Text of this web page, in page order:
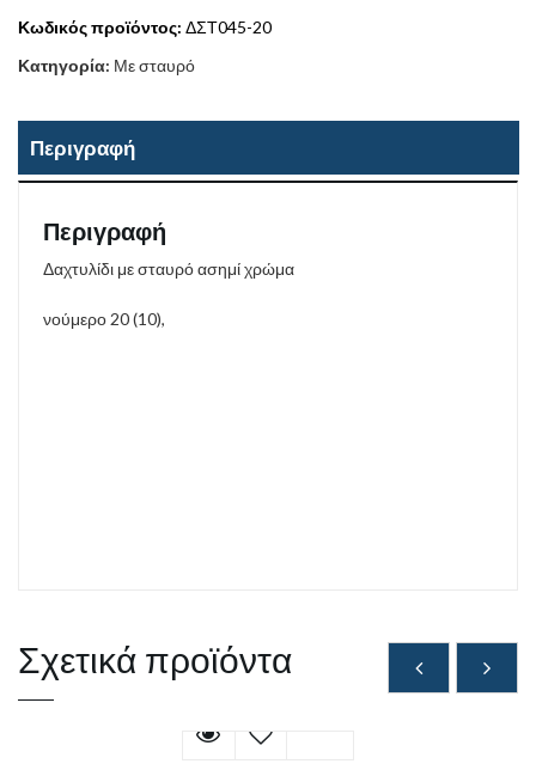
Κωδικός προϊόντος: ΔΣΤ045-20
Κατηγορία: Με σταυρό
Περιγραφή
Περιγραφή
Δαχτυλίδι με σταυρό ασημί χρώμα
νούμερο 20 (10),
Σχετικά προϊόντα